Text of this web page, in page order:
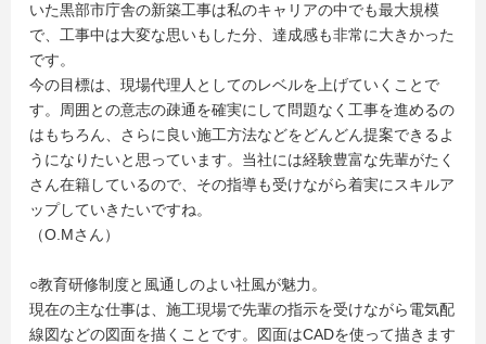
いた黒部市庁舎の新築工事は私のキャリアの中でも最大規模
で、工事中は大変な思いもした分、達成感も非常に大きかった
です。
今の目標は、現場代理人としてのレベルを上げていくことで
す。周囲との意志の疎通を確実にして問題なく工事を進めるの
はもちろん、さらに良い施工方法などをどんどん提案できるよ
うになりたいと思っています。当社には経験豊富な先輩がたく
さん在籍しているので、その指導も受けながら着実にスキルア
ップしていきたいですね。
（O.Mさん）
○教育研修制度と風通しのよい社風が魅力。
現在の主な仕事は、施工現場で先輩の指示を受けながら電気配
線図などの図面を描くことです。図面はCADを使って描きます